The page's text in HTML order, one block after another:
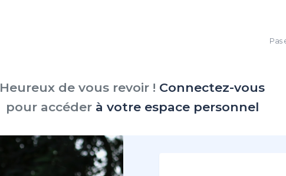
Pas
Heureux de vous revoir ! Connectez-vous
pour accéderà votre espace personnel